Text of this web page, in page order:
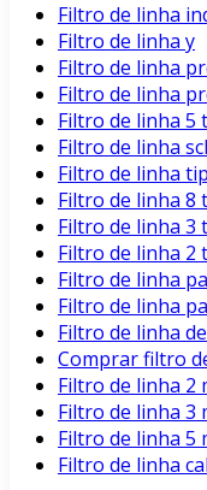
Filtro de linha
Filtro de linha y
Filtro de linha
Filtro de linha
Filtro de linha 5
Filtro de linha
Filtro de linha
Filtro de linha 8
Filtro de linha 3
Filtro de linha 2
Filtro de linha
Filtro de linha
Filtro de linha
Comprar filtro
Filtro de linha 2
Filtro de linha 3
Filtro de linha 5
Filtro de linha